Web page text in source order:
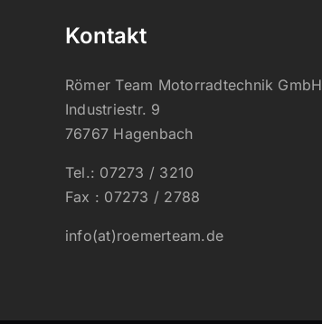
Kontakt
Römer Team Motorradtechnik GmbH
Industriestr. 9
76767 Hagenbach
Tel.: 07273 / 3210
Fax : 07273 / 2788
info(at)roemerteam.de